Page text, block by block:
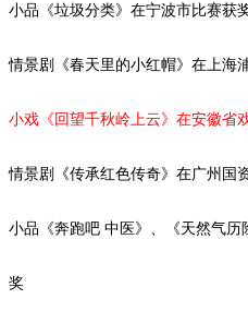
小品《垃圾分类》在宁波市比赛获
情景剧 《春天里的小红帽》在上海
小戏《回望千秋岭上云》在安徽省
情景剧《传承红色传奇》在广州国
小品《奔跑吧 中医》、《天然气历
奖